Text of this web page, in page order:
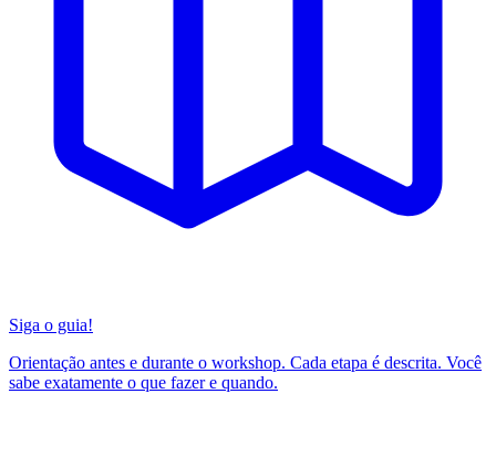
Siga o guia!
Orientação antes e durante o workshop. Cada etapa é descrita. Você
sabe exatamente o que fazer e quando.